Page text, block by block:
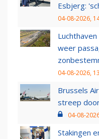
Esbjerg:
04-08-2026,
weer
04-08-2026,
Brussels
streep
04-08-
Stakingen